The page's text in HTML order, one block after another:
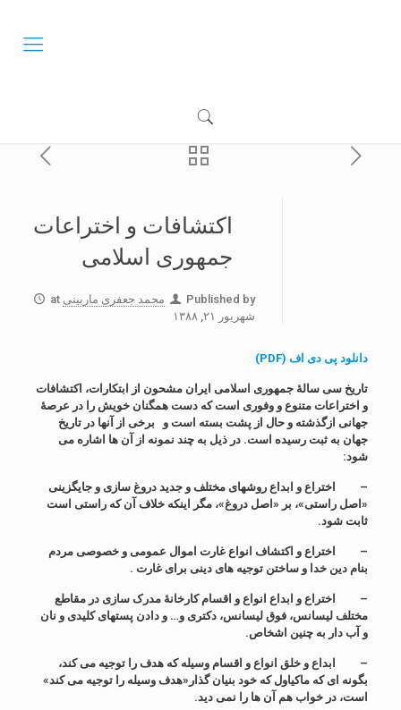
اکتشافات و اختراعات
جمهوری اسلامی
Published by محمد جعفری ماربینی at
شهریور ۲۱, ۱۳۸۸
دانلود پی دی اف (PDF)
تاریخ سی سالۀ جمهوری اسلامی ایران مشحون از ابتکارات، اکتشافات
و اختراعات متنوع و وفوری است که دست همگنان خویش را در عرصۀ
جهانی ازگذشته و حال از پشت بسته است و
برخی از آنها در تاریخ
جهان به ثبت رسیده است. در ذیل به چند نمونه از آن ها اشاره می
شود:
–
اختراع و ابداع روشهای مختلف و جدید دروغ سازی و جایگزینی
«اصل راستی»، بر «اصل دروغ»، مگر اینکه خلاف آن که راستی است
ثابت شود.
– اختراع و اکتشاف انوا عغارت اموال عمومی و خصوصی مردم
بنام دین خدا و ساختن توجیه های دینی برای غارت .
–
اختراع و ابداع انواع و اقسام کارخانۀ مدرک سازی در مقاطع
مختلف لیسانس، فوق لیسانس، دکتری و… و دادن پستهای کلیدی و نان
و آب دار به چنین اشخاص.
–
ابداع و خلق انواع و اقسام وسیله که هدف را توجیه می کند،
بگونه ای که ماکیاول که خود بنیان گذار«هدف وسیله را توجیه می کند»
است، در خواب هم آن ها را نمی دید.